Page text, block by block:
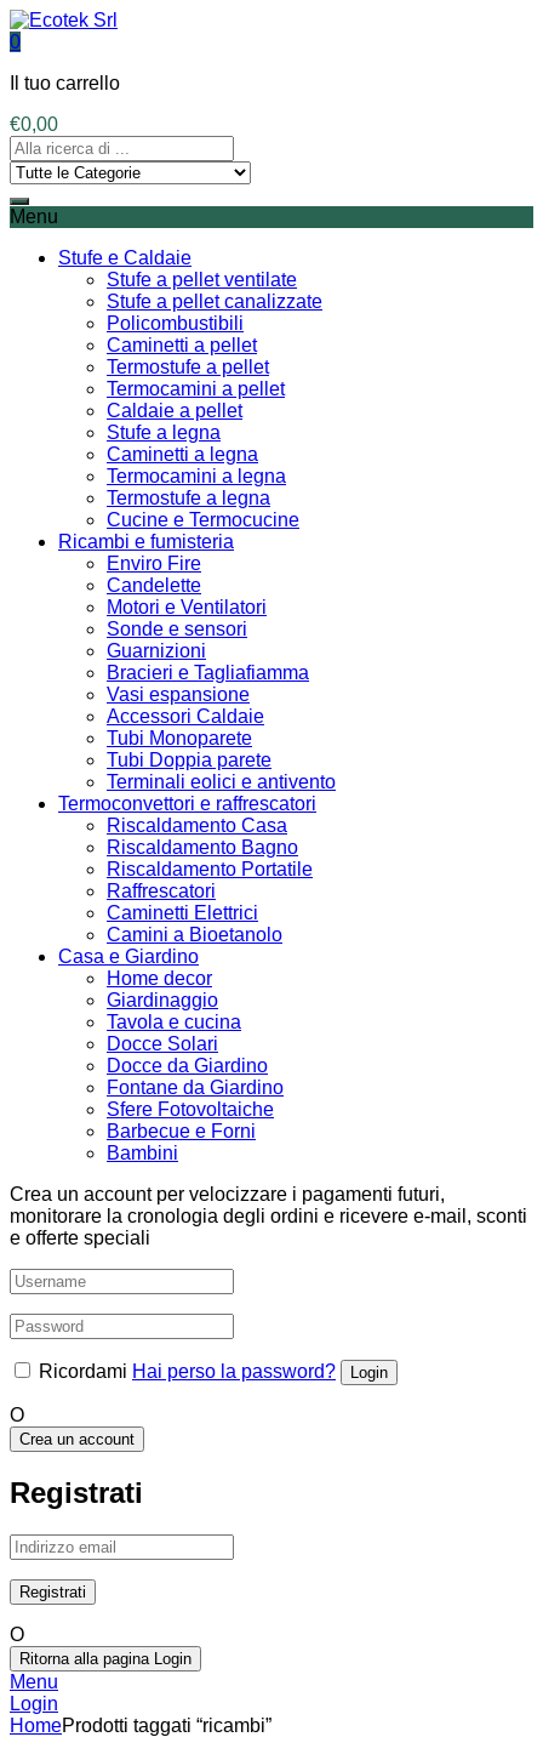
0
Il tuo carrello
€0,00
Menu
Stufe e Caldaie
Stufe a pellet ventilate
Stufe a pellet canalizzate
Policombustibili
Caminetti a pellet
Termostufe a pellet
Termocamini a pellet
Caldaie a pellet
Stufe a legna
Caminetti a legna
Termocamini a legna
Termostufe a legna
Cucine e Termocucine
Ricambi e fumisteria
Enviro Fire
Candelette
Motori e Ventilatori
Sonde e sensori
Guarnizioni
Bracieri e Tagliafiamma
Vasi espansione
Accessori Caldaie
Tubi Monoparete
Tubi Doppia parete
Terminali eolici e antivento
Termoconvettori e raffrescatori
Riscaldamento Casa
Riscaldamento Bagno
Riscaldamento Portatile
Raffrescatori
Caminetti Elettrici
Camini a Bioetanolo
Casa e Giardino
Home decor
Giardinaggio
Tavola e cucina
Docce Solari
Docce da Giardino
Fontane da Giardino
Sfere Fotovoltaiche
Barbecue e Forni
Bambini
Crea un account per velocizzare i pagamenti futuri,
monitorare la cronologia degli ordini e ricevere e-mail, sconti
e offerte speciali
Ricordami Hai perso la password?
O
Crea un account
Registrati
O
Ritorna alla pagina Login
Menu
Login
HomeProdotti taggati “ricambi”